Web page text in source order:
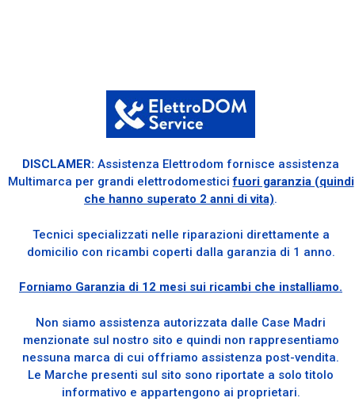
DISCLAMER: Assistenza Elettrodom fornisce assistenza
Multimarca per grandi elettrodomesticifuori garanzia (quindi
che hanno superato 2 anni di vita).
Tecnici specializzati nelle riparazioni direttamente a
domicilio con ricambi coperti dalla garanzia di 1 anno.
Forniamo Garanzia di 12 mesi sui ricambi che installiamo.
Non siamo assistenza autorizzata dalle Case Madri
menzionate sul nostro sito e quindi non rappresentiamo
nessuna marca di cui offriamo assistenza post-vendita.
Le Marche presenti sul sito sono riportate a solo titolo
informativo e appartengono ai proprietari.